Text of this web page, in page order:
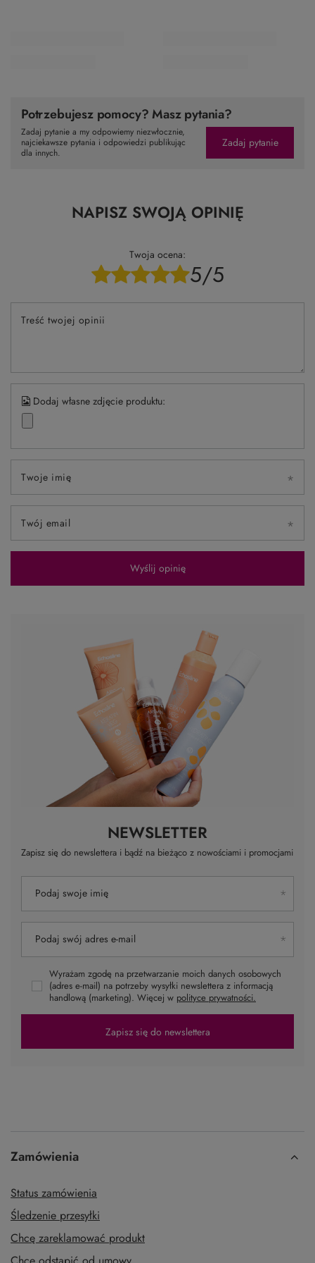
Potrzebujesz pomocy? Masz pytania?
Zadaj pytanie a my odpowiemy niezwłocznie,
najciekawsze pytania i odpowiedzi publikując
dla innych.
Zadaj pytanie
NAPISZ SWOJĄ OPINIĘ
Twoja ocena:
5/5
Treść twojej opinii
Dodaj własne zdjęcie produktu:
Twoje imię
Twój email
Wyślij opinię
NEWSLETTER
Zapisz się do newslettera i bądź na bieżąco z nowościami i promocjami
Podaj swoje imię
Podaj swój adres e-mail
Wyrażam zgodę na przetwarzanie moich danych osobowych
(adres e-mail) na potrzeby wysyłki newslettera z informacją
handlową (marketing). Więcej w polityce prywatności.
Zapisz się do newslettera
Zamówienia
Status zamówienia
Śledzenie przesyłki
Chcę zareklamować produkt